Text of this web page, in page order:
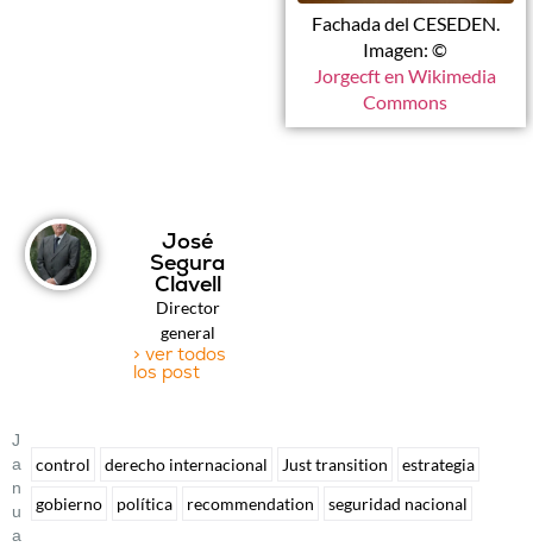
Fachada del CESEDEN.
Imagen: ©
Jorgecft en Wikimedia
Commons
José
Segura
Clavell
Director
general
> ver todos
los post
J
A
N
U
A
control derecho internacional Just transition
estrategia
gobierno
política recommendation seguridad nacional